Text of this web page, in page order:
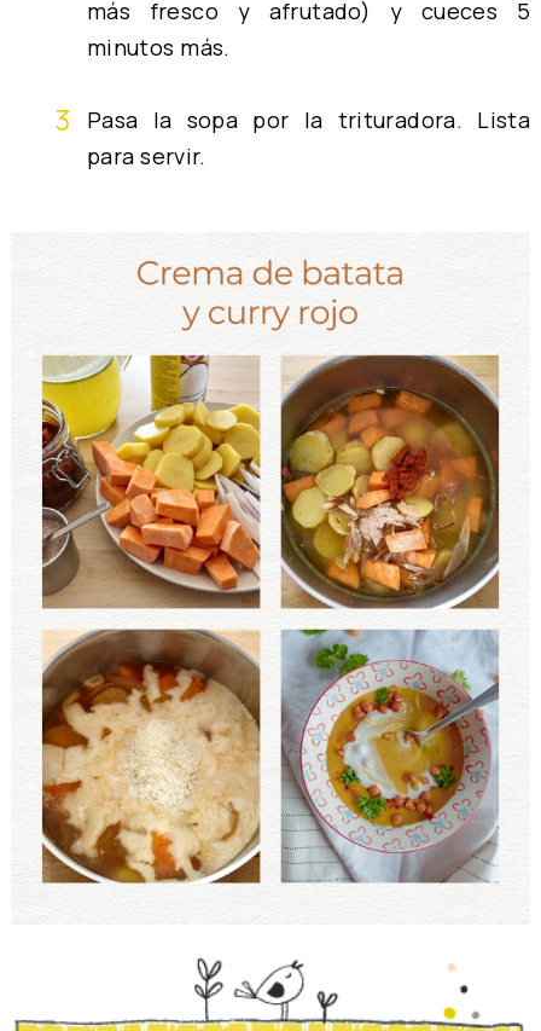
más fresco y afrutado) y cueces 5
minutos más.
Pasa la sopa por la trituradora. Lista
para servir.